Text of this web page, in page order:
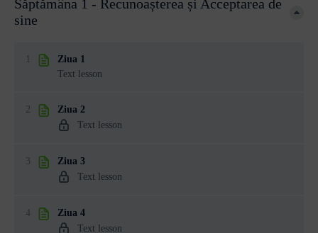
Săptămâna 1 - Recunoașterea și Acceptarea de
sine
Ziua 1
Text lesson
2
Ziua 2
Text lesson
3
Ziua 3
Text lesson
4
Ziua 4
Text lesson